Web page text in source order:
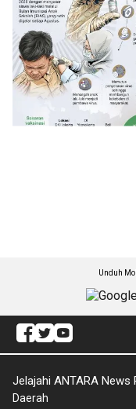
Unduh
Jelajahi ANTARA News
Daerah